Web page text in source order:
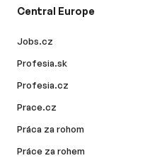
Central Europe
Jobs.cz
Profesia.sk
Profesia.cz
Prace.cz
Práca za rohom
Práce za rohem